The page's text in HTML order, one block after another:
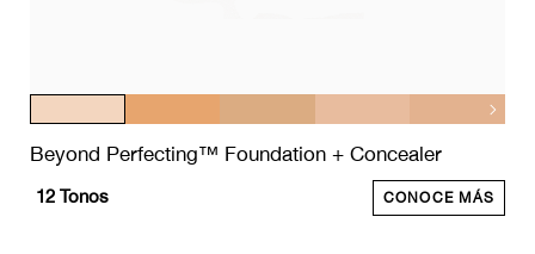
Beyond Perfecting™ Foundation + Concealer
12 Tonos CONOCE MÁS